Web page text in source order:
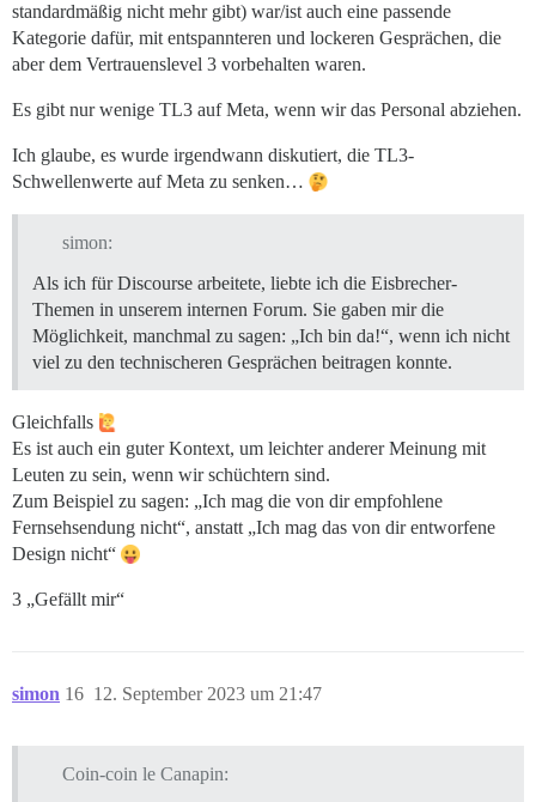
standardmäßig nicht mehr gibt) war/ist auch eine passende
Kategorie dafür, mit entspannteren und lockeren Gesprächen, die
aber dem Vertrauenslevel 3 vorbehalten waren.
Es gibt nur wenige TL3 auf Meta, wenn wir das Personal abziehen.
Ich glaube, es wurde irgendwann diskutiert, die TL3-
Schwellenwerte auf Meta zu senken…
simon:
Als ich für Discourse arbeitete, liebte ich die Eisbrecher-
Themen in unserem internen Forum. Sie gaben mir die
Möglichkeit, manchmal zu sagen: „Ich bin da!“, wenn ich nicht
viel zu den technischeren Gesprächen beitragen konnte.
Gleichfalls
Es ist auch ein guter Kontext, um leichter anderer Meinung mit
Leuten zu sein, wenn wir schüchtern sind.
Zum Beispiel zu sagen: „Ich mag die von dir empfohlene
Fernsehsendung nicht“, anstatt „Ich mag das von dir entworfene
Design nicht“
3 „Gefällt mir“
simon 12. September 2023 um 21:47
16
Coin-coin le Canapin: